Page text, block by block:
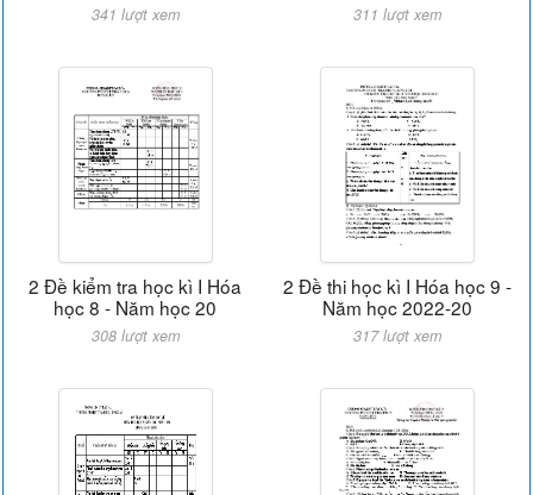
341 lượt xem 311 lượt xem
2 Đề kiểm tra học kì I Hóa
học 8 - Năm học 20
308 lượt xem
2 Đề thi học kì I Hóa học 9 -
Năm học 2022-20
317 lượt xem